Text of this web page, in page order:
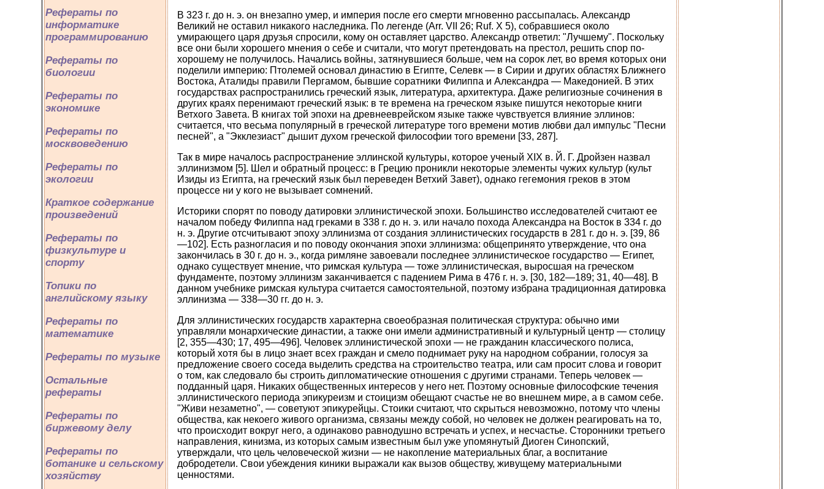
Рефераты по
информатике
программированию
Рефераты по
биологии
Рефераты по
экономике
Рефераты по
москвоведению
Рефераты по
экологии
Краткое содержание
произведений
Рефераты по
физкультуре и
спорту
Топики по
английскому языку
Рефераты по
математике
Рефераты по музыке
Остальные
рефераты
Рефераты по
биржевому делу
Рефераты по
ботанике и сельскому
хозяйству
В 323 г. до н. э. он внезапно умер, и империя после его смерти мгновенно рассыпалась. Александр
Великий не оставил никакого наследника. По легенде (Arr. VII 26; Ruf. X 5), собравшиеся около
умирающего царя друзья спросили, кому он оставляет царство. Александр ответил: "Лучшему". Поскольку
все они были хорошего мнения о себе и считали, что могут претендовать на престол, решить спор по-
хорошему не получилось. Начались войны, затянувшиеся больше, чем на сорок лет, во время которых они
поделили империю: Птолемей основал династию в Египте, Селевк — в Сирии и других областях Ближнего
Востока, Аталиды правили Пергамом, бывшие соратники Филиппа и Александра — Македонией. В этих
государствах распространились греческий язык, литература, архитектура. Даже религиозные сочинения в
других краях перенимают греческий язык: в те времена на греческом языке пишутся некоторые книги
Ветхого Завета. В книгах той эпохи на древнееврейском языке также чувствуется влияние эллинов:
считается, что весьма популярный в греческой литературе того времени мотив любви дал импульс "Песни
песней", а "Экклезиаст" дышит духом греческой философии того времени [33, 287].
Так в мире началось распространение эллинской культуры, которое ученый XIX в. Й. Г. Дройзен назвал
эллинизмом [5]. Шел и обратный процесс: в Грецию проникли некоторые элементы чужих культур (культ
Изиды из Египта, на греческий язык был переведен Ветхий Завет), однако гегемония греков в этом
процессе ни у кого не вызывает сомнений.
Историки спорят по поводу датировки эллинистической эпохи. Большинство исследователей считают ее
началом победу Филиппа над греками в 338 г. до н. э. или начало похода Александра на Восток в 334 г. до
н. э. Другие отсчитывают эпоху эллинизма от создания эллинистических государств в 281 г. до н. э. [39, 86
—102]. Есть разногласия и по поводу окончания эпохи эллинизма: общепринято утверждение, что она
закончилась в 30 г. до н. э., когда римляне завоевали последнее эллинистическое государство — Египет,
однако существует мнение, что римская культура — тоже эллинистическая, выросшая на греческом
фундаменте, поэтому эллинизм заканчивается с падением Рима в 476 г. н. э. [30, 182—189; 31, 40—48]. В
данном учебнике римская культура считается самостоятельной, поэтому избрана традиционная датировка
эллинизма — 338—30 гг. до н. э.
Для эллинистических государств характерна своеобразная политическая структура: обычно ими
управляли монархические династии, а также они имели административный и культурный центр — столицу
[2, 355—430; 17, 495—496]. Человек эллинистической эпохи — не гражданин классического полиса,
который хотя бы в лицо знает всех граждан и смело поднимает руку на народном собрании, голосуя за
предложение своего соседа выделить средства на строительство театра, или сам просит слова и говорит
о том, как следовало бы строить дипломатические отношения с другими странами. Теперь человек —
подданный царя. Никаких общественных интересов у него нет. Поэтому основные философские течения
эллинистического периода эпикуреизм и стоицизм обещают счастье не во внешнем мире, а в самом себе.
"Живи незаметно", — советуют эпикурейцы. Стоики считают, что скрыться невозможно, потому что члены
общества, как некоего живого организма, связаны между собой, но человек не должен реагировать на то,
что происходит вокруг него, а одинаково равнодушно встречать и успех, и несчастье. Сторонники третьего
направления, кинизма, из которых самым известным был уже упомянутый Диоген Синопский,
утверждали, что цель человеческой жизни — не накопление материальных благ, а воспитание
добродетели. Свои убеждения киники выражали как вызов обществу, живущему материальными
ценностями.